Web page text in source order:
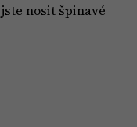
nosit špinavé